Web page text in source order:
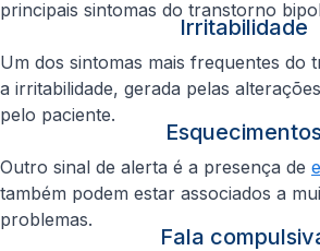
principais sintomas do transtorno
Irritabilidade
Um dos sintomas mais frequentes do
a irritabilidade, gerada pelas
pelo paciente.
Outro sinal de alerta é a presença de
também podem estar associados a
problemas.
Fala